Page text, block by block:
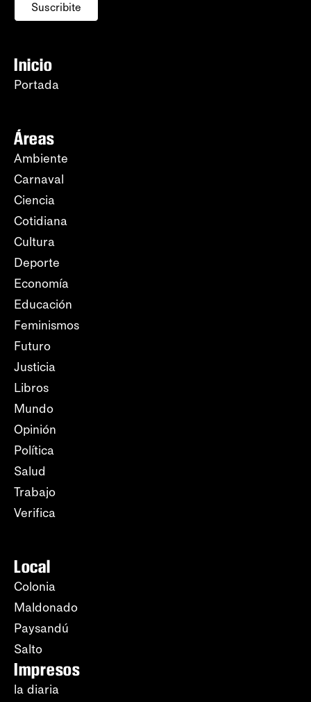
Suscribite
Inicio
Portada
Áreas
Ambiente
Carnaval
Ciencia
Cotidiana
Cultura
Deporte
Economía
Educación
Feminismos
Futuro
Justicia
Libros
Mundo
Opinión
Política
Salud
Trabajo
Verifica
Local
Colonia
Maldonado
Paysandú
Salto
Impresos
la diaria